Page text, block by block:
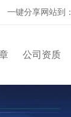
一键分享网站到：
公司资质